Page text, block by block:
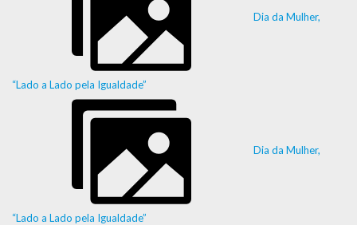
Dia da Mulher,
“Lado a Lado pela Igualdade”
Dia da Mulher,
“Lado a Lado pela Igualdade”